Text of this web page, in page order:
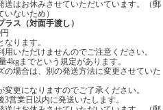
はお休みさせていただいています。（郵
ないため）
ラス（対面手渡し）
ります。
用いただけませんのでご注意ください。
4kgまでという規定があります。
の場合は、別の発送方法に変更させていた
変更になりますのでご了承ください。
営業日以内に発送いたします。